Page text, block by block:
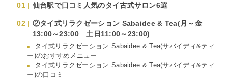
仙台駅で口コミ人気のタイ古式サロン6選
②タイ式リラクゼーション Sabaidee & Tea(月～金
13:00～23:00 土日11:00～23:00)
タイ式リラクゼーション Sabaidee & Tea(サバイディ&ティ
ー)のおすすめメニュー
タイ式リラクゼーション Sabaidee & Tea(サバイディ&ティ
ー)の口コミ